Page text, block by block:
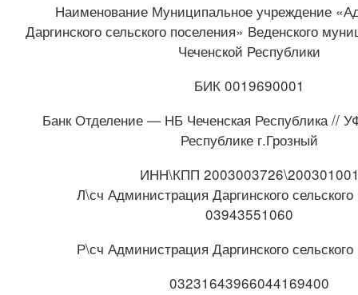
Наименование Муниципальное учреждение
Даргинского сельского поселения» Веденского
Чеченской Республики
БИК 0019690001
Банк Отделение — НБ Чеченская Республика //
Республике г.Грозный
ИНН\КПП
Л\сч Администрация Даргинского
03943551060
Р\сч Администрация Даргинского
03231643966044169400